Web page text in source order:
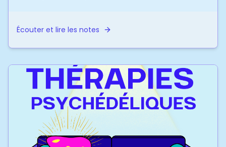
Écouter et lire les notes